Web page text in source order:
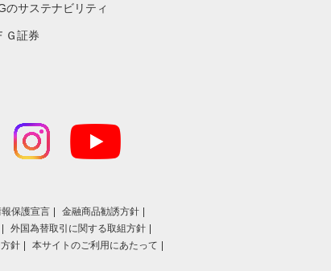
のサステナビリティ
Ｇ証券
保護宣言
金融商品勧誘方針
外国為替取引に関する取組方針
針
本サイトのご利用にあたって